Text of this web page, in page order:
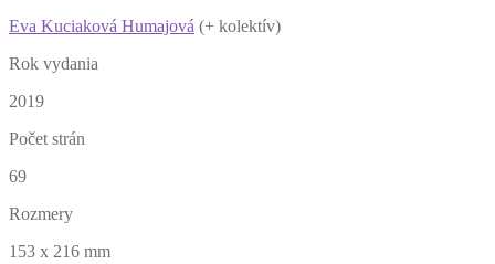
Eva Kuciaková Humajová (+ kolektív)
Rok vydania
2019
Počet strán
69
Rozmery
153 x 216 mm